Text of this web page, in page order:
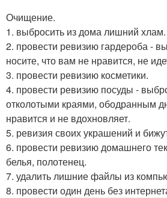
Очищение.
1. выбросить из дома лишний хлам.
2. провести ревизию гардероба -
носите, что вам не нравится, не
3. провести ревизию косметики.
4. провести ревизию посуды -
отколотыми краями, ободранным
нравится и не вдохновляет.
5. ревизия своих украшений и
6. провести ревизию домашнего
белья, полотенец.
7. удалить лишние файлы из
8. провести один день без